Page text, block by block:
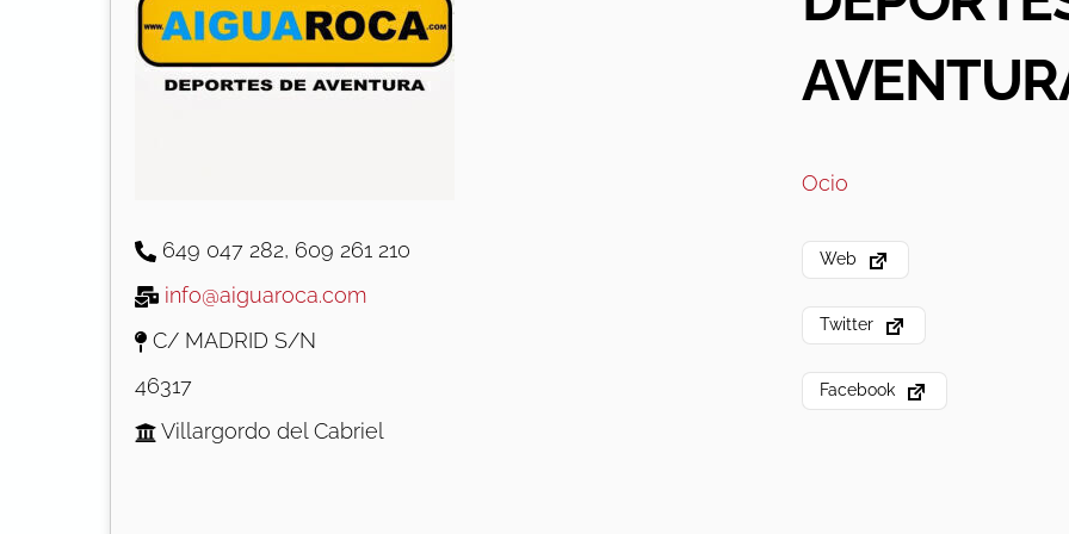
Ocio
649 047 282, 609 261 210
info@aiguaroca.com
C/ MADRID S/N
46317
Villargordo del Cabriel
Web
Twitter
Facebook